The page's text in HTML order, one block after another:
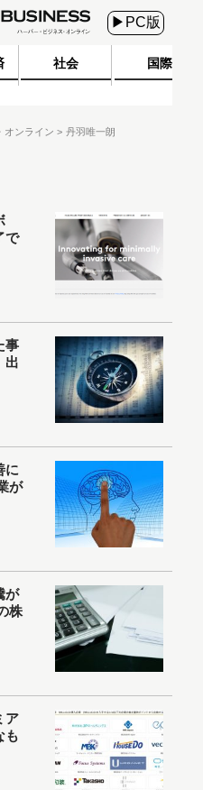
▶PC版
社会 国際
オンライン 丹羽唯一朗
で
事
出
に
が
が
株
ア
も